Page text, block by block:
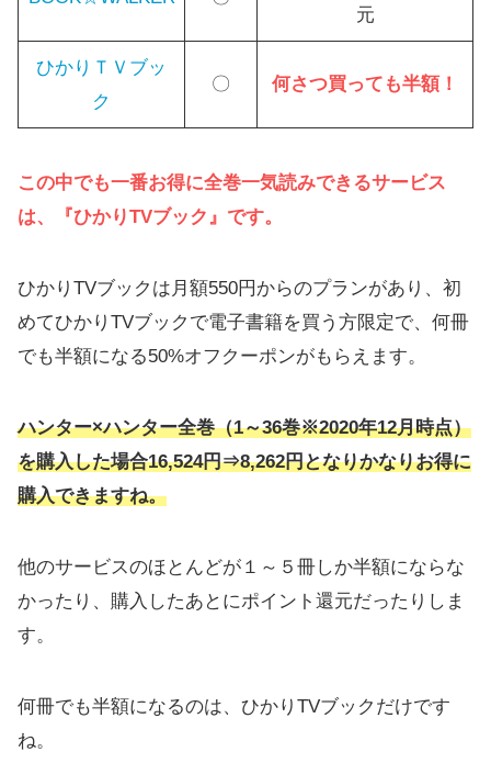
元
ひかりＴＶブッ
ク
〇 何さつ買っても半額！
この中でも一番お得に全巻一気読みできるサービス
は、『ひかりTVブック』です。
ひかりTVブックは月額550円からのプランがあり、初
めてひかりTVブックで電子書籍を買う方限定で、何冊
でも半額になる50%オフクーポンがもらえます。
ハンター×ハンター全巻（1～36巻※2020年12月時点）
を購入した場合16,524円⇒8,262円となりかなりお得に
購入できますね。
他のサービスのほとんどが１～５冊しか半額にならな
かったり、購入したあとにポイント還元だったりしま
す。
何冊でも半額になるのは、ひかりTVブックだけです
ね。